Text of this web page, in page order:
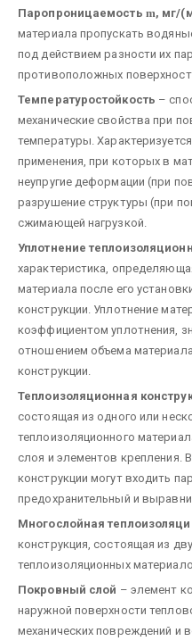
Паропроницаемость m, мг/
материала пропускать
под действием разности их
противоположных
Температуростойкость –
механические свойства при
температуры.
применения, при которых в
неупругие деформации (при
разрушение структуры (при
сжимающей нагрузкой.
Уплотнение
характеристика,
материала после его
конструкции. Уплотнение
коэффициентом уплотнения,
отношением объема
конструкции.
Теплоизоляционная
состоящая из одного или
теплоизоляционного
слоя и элементов крепления.
конструкции могут входить
предохранительный и
Многослойная
конструкция, состоящая из
теплоизоляционных
Покровный слой – элемент
наружной поверхности
механических повреждений и